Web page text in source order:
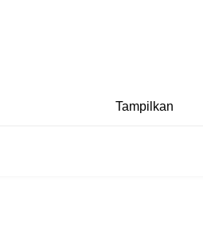
Tampilkan